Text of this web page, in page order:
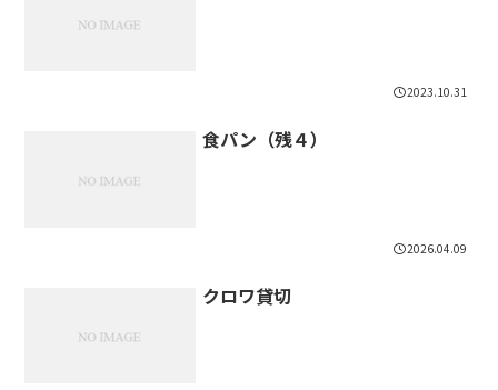
2023.10.31
食パン（残４）
2026.04.09
クロワ貸切